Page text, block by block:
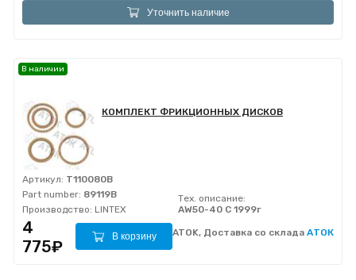
Уточнить наличие
КОМПЛЕКТ ФРИКЦИОННЫХ ДИСКОВ
Артикул: T110080B
Part number: 89119B
Производство: LINTEX
Тех. описание:
AW50-40 С 1999г
В наличии
4
775₽
В корзину ATOK, Доставка со склада АТОК